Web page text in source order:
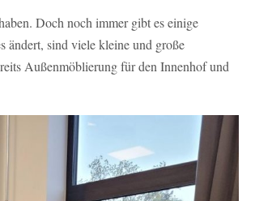
Doch noch immer gibt es einige
ändert, sind viele kleine und große
Außenmöblierung für den Innenhof und